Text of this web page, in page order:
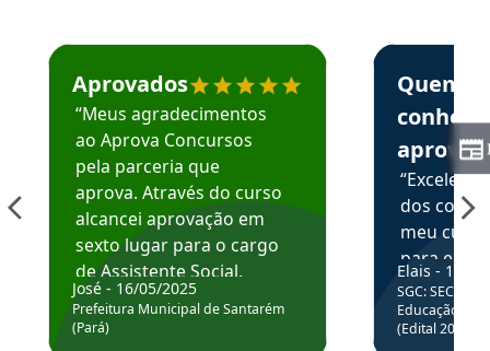
Estudante José recomenda o Aprova Concursos em
Aprovados
“Meus agradecimentos
ao Aprova Concursos
pela parceria que
aprova. Através do curso
alcancei aprovação em
sexto lugar para o cargo
de Assistente Social.
Hoje estou atuando na
Prefeitura de Santarém.
José - 16/05/2025
Prefeitura Municipal de Santarém
(Pará)
Estudante
Quem
aprova
dos
meu
para
colocar
através
de
Elais - 15/
SGC: SEC BA
Educação
(Edital